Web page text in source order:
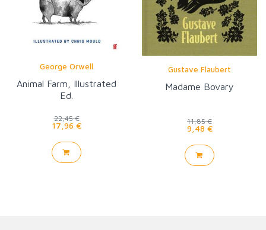
George Orwell
Animal Farm, Illustrated
Ed.
22,45 €
17,96 €
Gustave Flaubert
Madame Bovary
11,85 €
9,48 €